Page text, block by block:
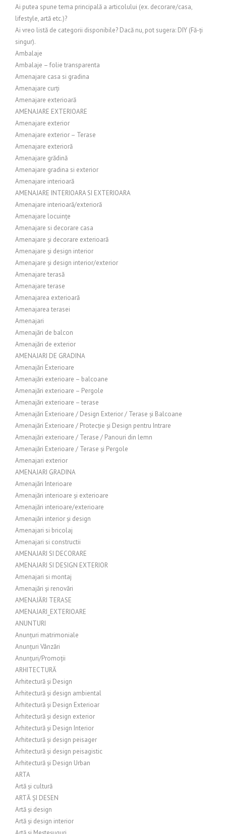
Ai putea spune tema principală a articolului (ex. decorare/casa,
lifestyle, artă etc.)?
Ai vreo listă de categorii disponibile? Dacă nu, pot sugera: DIY (Fă-ți
singur).
Ambalaje
Ambalaje – folie transparenta
Amenajare casa si gradina
Amenajare curți
Amenajare exterioară
AMENAJARE EXTERIOARE
Amenajare exterior
Amenajare exterior – Terase
Amenajare exterioră
Amenajare grădină
Amenajare gradina si exterior
Amenajare interioară
AMENAJARE INTERIOARA SI EXTERIOARA
Amenajare interioară/exterioră
Amenajare locuințe
Amenajare si decorare casa
Amenajare și decorare exterioară
Amenajare și design interior
Amenajare și design interior/exterior
Amenajare terasă
Amenajare terase
Amenajarea exterioară
Amenajarea terasei
Amenajari
Amenajări de balcon
Amenajări de exterior
AMENAJARI DE GRADINA
Amenajări Exterioare
Amenajări exterioare – balcoane
Amenajări exterioare – Pergole
Amenajări exterioare – terase
Amenajări Exterioare / Design Exterior / Terase și Balcoane
Amenajări Exterioare / Protecție și Design pentru Intrare
Amenajări exterioare / Terase / Panouri din lemn
Amenajări Exterioare / Terase și Pergole
Amenajari exterior
AMENAJARI GRADINA
Amenajări Interioare
Amenajări interioare și exterioare
Amenajări interioare/exterioare
Amenajări interior și design
Amenajari si bricolaj
Amenajari si constructii
AMENAJARI SI DECORARE
AMENAJARI SI DESIGN EXTERIOR
Amenajari si montaj
Amenajări și renovări
AMENAJĂRI TERASE
AMENAJARI_EXTERIOARE
ANUNTURI
Anunțuri matrimoniale
Anunțuri Vânzări
Anunțuri/Promoții
ARHITECTURĂ
Arhitectură și Design
Arhitectură și design ambiental
Arhitectură și Design Exterioar
Arhitectură și design exterior
Arhitectură și Design Interior
Arhitectură și design peisager
Arhitectură și design peisagistic
Arhitectură și Design Urban
ARTA
Artă și cultură
ARTĂ ȘI DESEN
Artă și design
Artă și design interior